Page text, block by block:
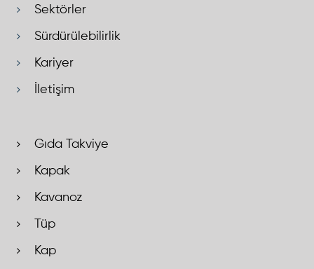
Sektörler
Sürdürülebilirlik
Kariyer
İletişim
Gıda Takviye
Kapak
Kavanoz
Tüp
Kap